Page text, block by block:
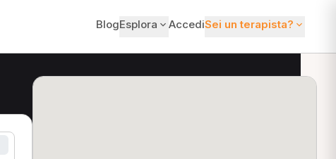
BlogEsplora AccediSei un terapista?